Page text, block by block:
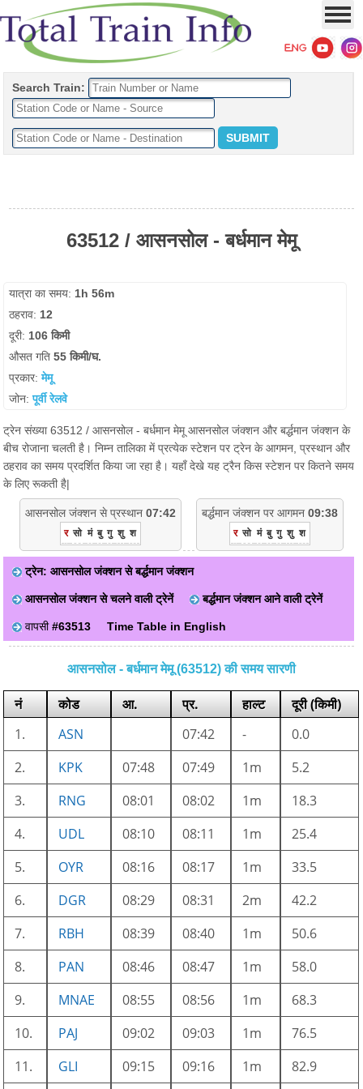
Search Train:
63512 / आसनसोल - बर्धमान मेमू
यात्रा का समय: 1h 56m
ठहराव: 12
दूरी: 106 किमी
औसत गति55 किमी/घ.
प्रकार:मेमू
जोन:पूर्वी रेलवे
ट्रेन संख्या 63512 / आसनसोल - बर्धमान मेमू आसनसोल जंक्शन और बर्द्धमान जंक्शन के
बीच रोजाना चलती है। निम्न तालिका में प्रत्येक स्टेशन पर ट्रेन के आगमन, प्रस्थान और
ठहराव का समय प्रदर्शित किया जा रहा है। यहाँ देखे यह ट्रैन किस स्टेशन पर कितने समय
के लिए रूकती है|
आसनसोल जंक्शन से प्रस्थान 07:42
र सो मं बु गु शु श
बर्द्धमान जंक्शन पर आगमन 09:38
र सो मं बु गु शु श
ट्रेन: आसनसोल जंक्शन से बर्द्धमान जंक्शन
आसनसोल जंक्शन से चलने वाली ट्रेनें बर्द्धमान जंक्शन आने वाली ट्रेनें
वापसी#63513 Time Table in English
आसनसोल - बर्धमान मेमू (63512) की समय सारणी
नं कोड आ. प्र. हाल्ट
दूरी (किमी)
1.
ASN 07:42 -
0.0
2.
KPK 07:48 07:49 1m
5.2
3.
RNG 08:01 08:02 1m
18.3
4.
UDL 08:10 08:11 1m
25.4
5.
OYR 08:16 08:17 1m
33.5
6.
DGR 08:29 08:31 2m
42.2
7.
RBH 08:39 08:40 1m
50.6
8.
PAN 08:46 08:47 1m
58.0
9.
MNAE 08:55 08:56 1m
68.3
10.
PAJ 09:02 09:03 1m
76.5
11.
GLI 09:15 09:16 1m 82.9